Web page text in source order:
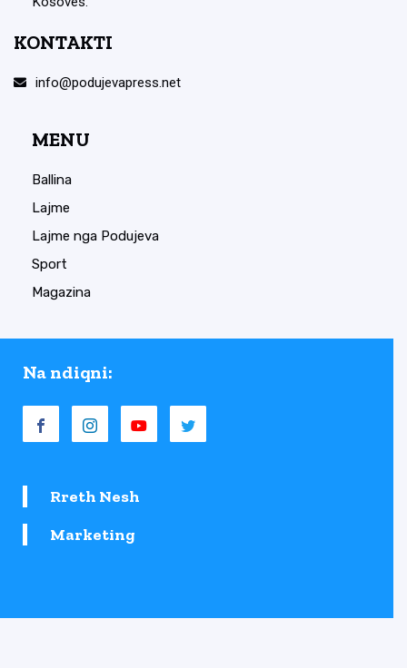
KONTAKTI
info@podujevapress.net
MENU
Ballina
Lajme
Lajme nga Podujeva
Sport
Magazina
Na ndiqni:
Rreth Nesh
Marketing